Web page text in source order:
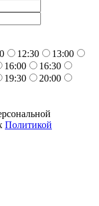
12:30
13:00
16:00
16:30
19:30
20:00
Политикой